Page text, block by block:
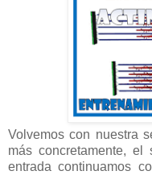
Volvemos con nuestra
más concretamente, el
entrada continuamos